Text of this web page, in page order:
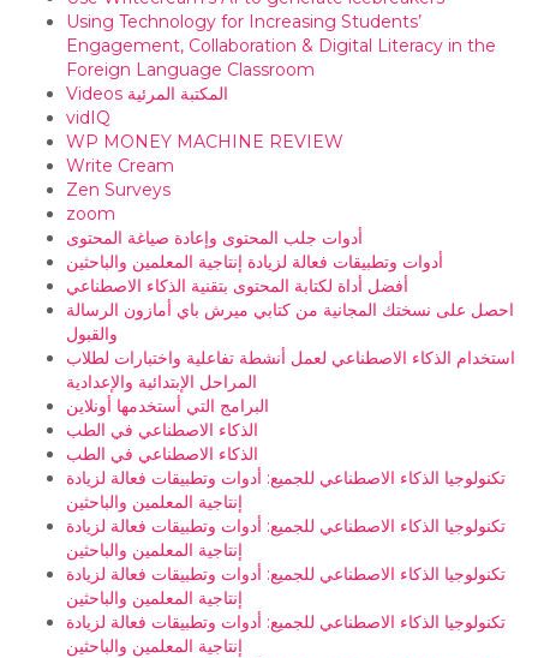
Using Technology for Increasing Students’
Engagement, Collaboration & Digital Literacy in the
Foreign Language Classroom
Videos المكتبة المرئية
vidIQ
WP MONEY MACHINE REVIEW
Write Cream
Zen Surveys
zoom
أدوات جلب المحتوى وإعادة صياغة المحتوى
أدوات وتطبيقات فعالة لزيادة إنتاجية المعلمين والباحثين
أفضل أداة لكتابة المحتوى بتقنية الذكاء الاصطناعي
احصل على نسختك المجانية من كتابي ميرش باي أمازون الرسالة
والقبول
استخدام الذكاء الاصطناعي لعمل أنشطة تفاعلية واختبارات لطلاب
المراحل الإبتدائية والإعدادية
البرامج التي أستخدمها أونلاين
الذكاء الاصطناعي في الطب
الذكاء الاصطناعي في الطب
تكنولوجيا الذكاء الاصطناعي للجميع: أدوات وتطبيقات فعالة لزيادة
إنتاجية المعلمين والباحثين
تكنولوجيا الذكاء الاصطناعي للجميع: أدوات وتطبيقات فعالة لزيادة
إنتاجية المعلمين والباحثين
تكنولوجيا الذكاء الاصطناعي للجميع: أدوات وتطبيقات فعالة لزيادة
إنتاجية المعلمين والباحثين
تكنولوجيا الذكاء الاصطناعي للجميع: أدوات وتطبيقات فعالة لزيادة
إنتاجية المعلمين والباحثين